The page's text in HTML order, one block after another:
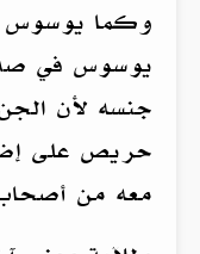
وكما
يوسوس في
جنسه لأن
حريص على
معه من